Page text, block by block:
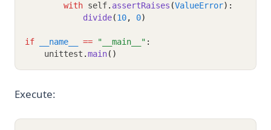
with self. assertRaises (ValueError):
divide(10, 0)
if __name__ == "__main__" :
    unittest
.main()
Execute: